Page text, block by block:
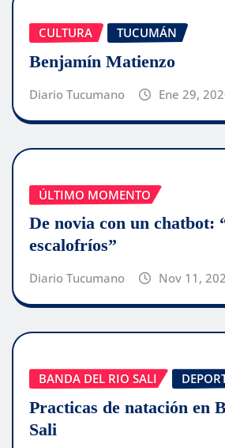
CULTURA TUCUMÁN
Benjamín Matienzo
Diario Tucumano Ene 29,
ÚLTIMO MOMENTO
De novia con un chatbot:
escalofríos”
Diario Tucumano Nov 11,
BANDA DEL RIO SALI
Practicas de natación en
Sali